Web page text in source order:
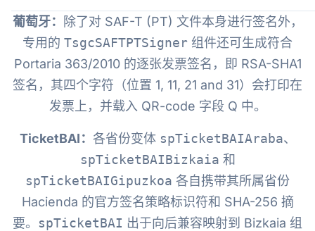
葡萄牙：
除了对 SAF-T (PT) 文件本身进行签名外，
专用的 TsgcSAFTPTSigner 组件还可生成符合
Portaria 363/2010 的逐张发票签名，即 RSA-SHA1
签名，其四个字符（位置 1, 11, 21 and 31）会打印在
发票上，并载入 QR-code 字段 Q 中。
TicketBAI： 各省份变体 spTicketBAIAraba、
spTicketBAIBizkaia 和
spTicketBAIGipuzkoa 各自携带其所属省份
Hacienda 的官方签名策略标识符和 SHA-256 摘
要。 spTicketBAI 出于向后兼容映射到 Bizkaia 组